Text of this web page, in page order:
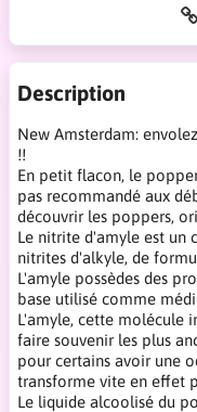
Description
New Amsterdam:
!!
En petit flacon, le
pas recommandé aux
découvrir les poppers,
Le nitrite d'amyle est un
nitrites d'alkyle, de
L'amyle possèdes des
base utilisé comme
L'amyle, cette molécule
faire souvenir les plus
pour certains avoir une
transforme vite en effet
Le liquide alcoolisé du